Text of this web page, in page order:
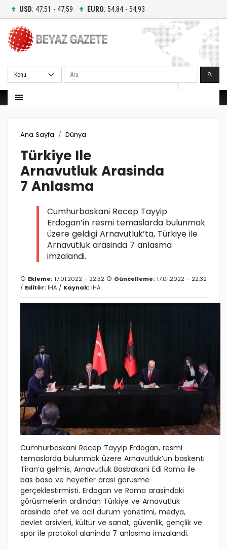
USD: 47,51 - 47,59 EURO: 54,84 - 54,93
Ara
Ana Sayfa Dünya
Türkiye Ile
Arnavutluk Arasinda
7 Anlasma
Cumhurbaskani Recep Tayyip
Erdogan’in resmi temaslarda bulunmak
üzere geldigi Arnavutluk’ta, Türkiye ile
Arnavutluk arasinda 7 anlasma
imzalandi.
Ekleme: 17.01.2022 - 22:32 Güncelleme: 17.01.2022 - 22:32
/ Editör: IHA / Kaynak: İHA
Cumhurbaskani Recep Tayyip Erdogan, resmi
temaslarda bulunmak üzere Arnavutluk’un baskenti
Tiran’a gelmis, Arnavutluk Basbakani Edi Rama ile
bas basa ve heyetler arasi görüsme
gerçeklestirmisti. Erdogan ve Rama arasindaki
görüsmelerin ardindan Türkiye ve Arnavutluk
arasinda afet ve acil durum yönetimi, medya,
devlet arsivleri, kültür ve sanat, güvenlik, gençlik ve
spor ile protokol alaninda 7 anlasma imzalandi.